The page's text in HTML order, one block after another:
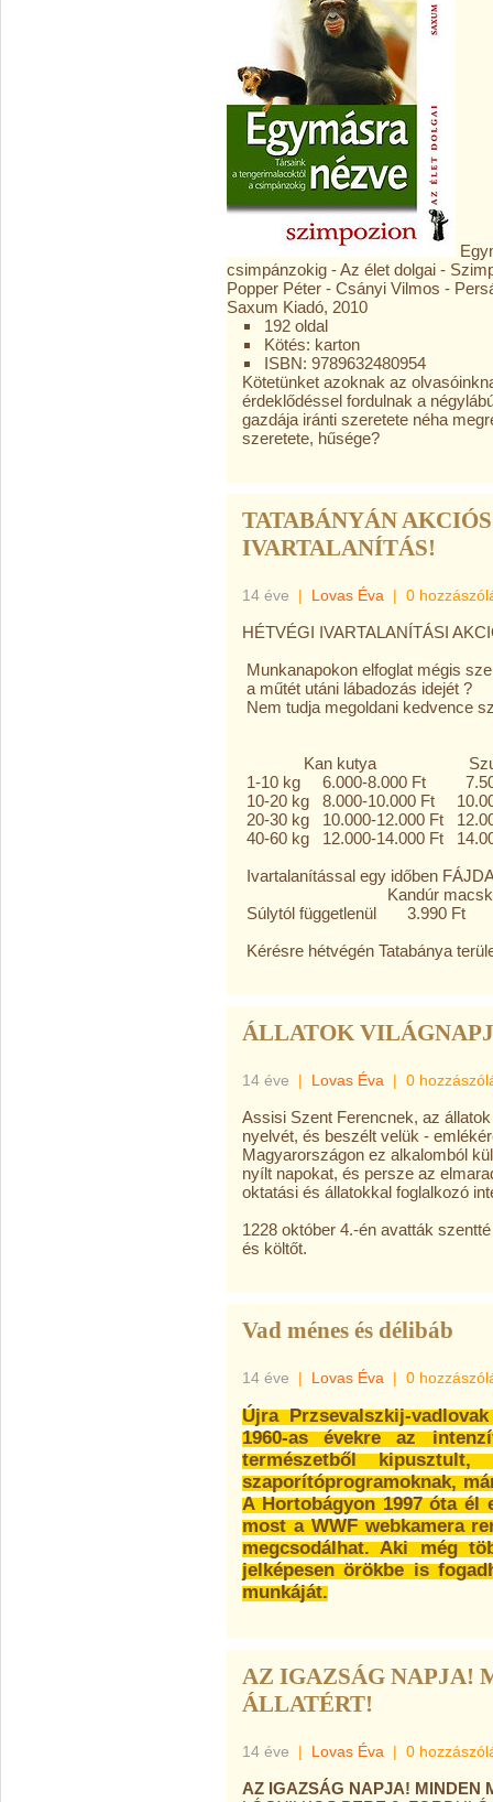
csimpánzokig - Az élet dolgai -
Popper Péter - Csányi Vilmos -
Saxum Kiadó, 2010
192 oldal
Kötés: karton
ISBN: 9789632480954
Kötetünket azoknak az
érdeklődéssel fordulnak a
gazdája iránti szeretete néha
szeretete, hűsége?
TATABÁNYÁN
IVARTALANÍTÁS!
14 éve | Lovas Éva | 0
HÉTVÉGI IVARTALANÍTÁSI
Munkanapokon elfoglat mégis
a műtét utáni lábadozás idejét ?
Nem tudja megoldani kedvence
Kan kutya
1-10 kg 6.000-8.000 Ft
10-20 kg 8.000-10.000 Ft
20-30 kg 10.000-12.000 Ft
40-60 kg 12.000-14.000 Ft
Ivartalanítással egy időben
Kandúr
Súlytól függetlenül
Kérésre hétvégén Tatabánya
ÁLLATOK
14 éve | Lovas Éva | 0
Assisi Szent Ferencnek, az
nyelvét, és beszélt velük -
Magyarországon ez alkalomból
nyílt napokat, és persze az
oktatási és állatokkal foglalkozó
1228 október 4.-én avatták
és költőt.
Vad ménes és délibáb
14 éve | Lovas Éva | 0
Újra Przsevalszkij-
1960-as évekre az
természetből
szaporítóprogramoknak,
A Hortobágyon 1997 óta él
most a WWF webkamera
megcsodálhat. Aki még
jelképesen örökbe is
munkáját.
AZ IGAZSÁG NAPJA!
ÁLLATÉRT!
14 éve | Lovas Éva | 0
AZ IGAZSÁG NAPJA! MINDEN